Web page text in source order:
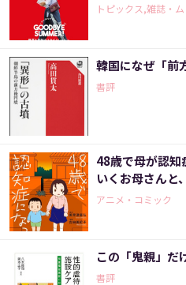
トピックス,雑誌・ム
韓国になぜ「前
書評
48歳で母が認
いくお母さんと
アニメ・コミック
この「鬼親」だ
書評